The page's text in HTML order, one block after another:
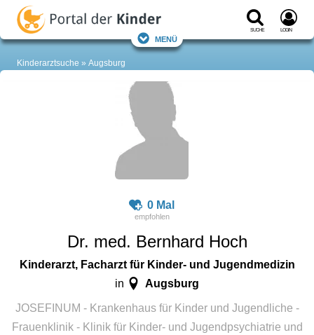
Suche Login
Menü
Kinderarztsuche Augsburg
0 Mal
Dr. med. Bernhard Hoch
Kinderarzt, Facharzt für Kinder- und Jugendmedizin
in Augsburg
JOSEFINUM - Krankenhaus für Kinder und Jugendliche -
Frauenklinik - Klinik für Kinder- und Jugendpsychiatrie und